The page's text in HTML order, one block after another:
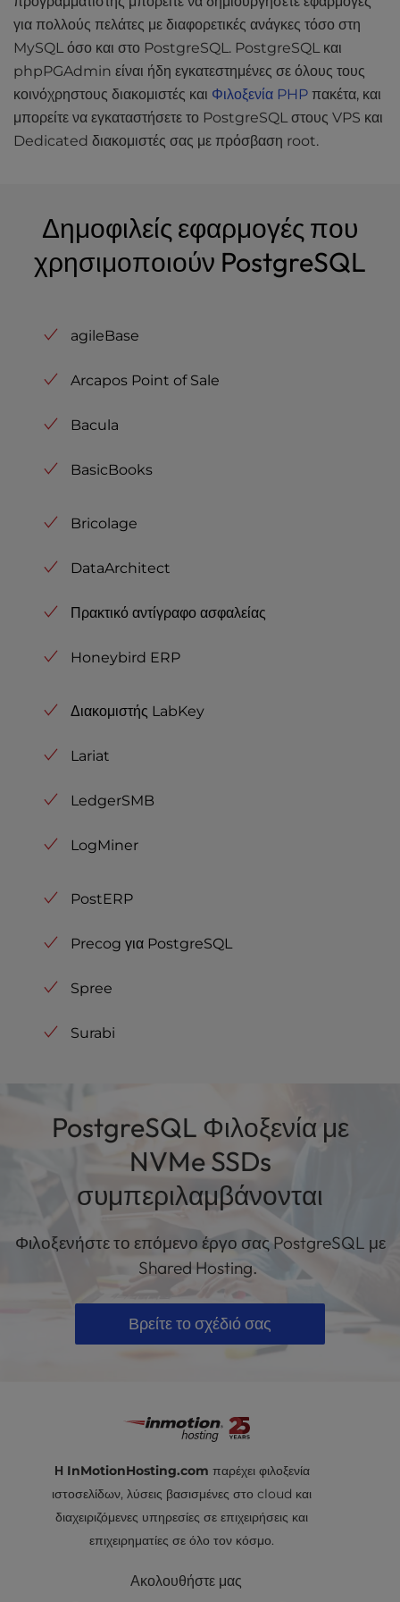
για πολλούς πελάτες με διαφορετικές ανάγκες τόσο στη
MySQL όσο και στο PostgreSQL. PostgreSQL και
phpPGAdmin είναι ήδη εγκατεστημένες σε όλους τους
κοινόχρηστους διακομιστές και Φιλοξενία PHP πακέτα, και
μπορείτε να εγκαταστήσετε το PostgreSQL στους VPS και
Dedicated διακομιστές σας με πρόσβαση root.
Δημοφιλείς εφαρμογές που
χρησιμοποιούν PostgreSQL
agileBase
Arcapos Point of Sale
Bacula
BasicBooks
Bricolage
DataArchitect
Πρακτικό αντίγραφο ασφαλείας
Honeybird ERP
Διακομιστής LabKey
Lariat
LedgerSMB
LogMiner
PostERP
Precog για PostgreSQL
Spree
Surabi
PostgreSQL Φιλοξενία με
NVMe SSDs
συμπεριλαμβάνονται
Φιλοξενήστε το επόμενο έργο σας PostgreSQL με
Shared Hosting.
Βρείτε το σχέδιό σας
Η InMotionHosting.com παρέχει φιλοξενία
ιστοσελίδων, λύσεις βασισμένες στο cloud και
διαχειριζόμενες υπηρεσίες σε επιχειρήσεις και
επιχειρηματίες σε όλο τον κόσμο.
Ακολουθήστε μας